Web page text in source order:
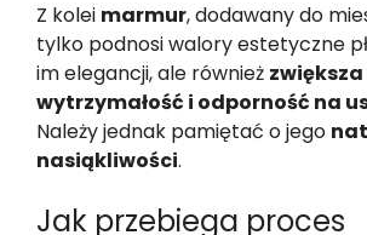
Z kolei marmur, dodawany do
tylko podnosi walory estetyczne
im elegancji, ale również
wytrzymałość i odporność na
Należy jednak pamiętać o jego
nasiąkliwości.
Jak przebiega proces